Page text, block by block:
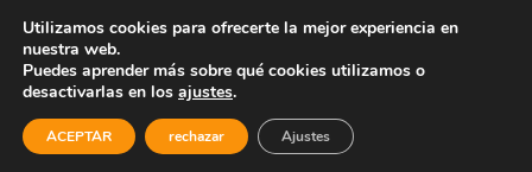
Menú
Utilizamos cookies para ofrecerte la mejor experiencia en
nuestra web.
Puedes aprender más sobre qué cookies utilizamos o
desactivarlas en los ajustes.
ACEPTAR rechazar Ajustes